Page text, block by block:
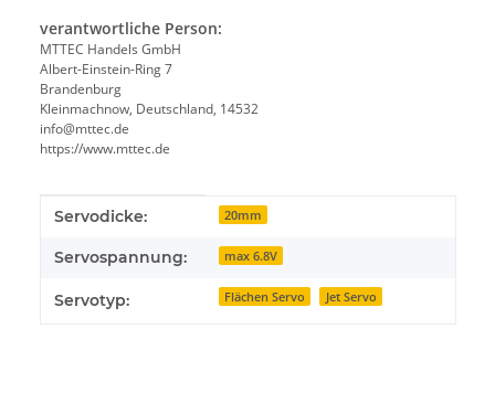
verantwortliche Person:
MTTEC Handels GmbH
Albert-Einstein-Ring 7
Brandenburg
Kleinmachnow, Deutschland, 14532
info@mttec.de
https://www.mttec.de
Produkteigenschaft
Wert
Servodicke: 20mm
Servospannung: max 6.8V
Servotyp: Flächen Servo Jet Servo